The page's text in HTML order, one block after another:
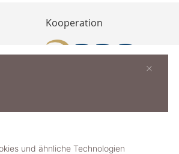
Kooperation
und ähnliche Technologien
×